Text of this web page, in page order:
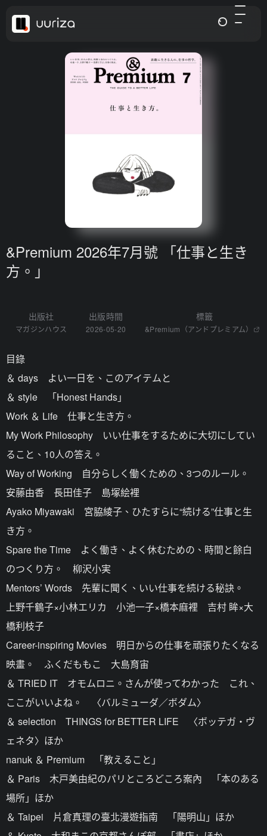
&Premium 2026年7月號 「仕事と生き
方。」
出版社
マガジンハウス
出版時間
2026-05-20
標籤
&Premium（アンドプレミアム）
目錄
＆ days よい一日を、このアイテムと
＆ style 「Honest Hands」
Work ＆ Life 仕事と生き方。
My Work Philosophy いい仕事をするために大切にしてい
ること、10人の答え。
Way of Working 自分らしく働くための、3つのルール。
安藤由香 長田佳子 島塚絵裡
Ayako Miyawaki 宮脇綾子、ひたすらに“続ける”仕事と生
き方。
Spare the Time よく働き、よく休むための、時間と餘白
のつくり方。 柳沢小実
Mentors’ Words 先輩に聞く、いい仕事を続ける秘訣。
上野千鶴子×小林エリカ 小池一子×橋本麻裡 吉村 眸×大
橋利枝子
Career-inspiring Movies 明日からの仕事を頑張りたくなる
映畫。 ふくだももこ 大島育宙
＆ TRIED IT オモムロニ。さんが使ってわかった これ、
ここがいいよね。 〈バルミューダ／ボダム〉
＆ selection THINGS for BETTER LIFE 〈ボッテガ・ヴ
ェネタ〉ほか
nanuk ＆ Premium 「教えること」
＆ Paris 木戸美由紀のパリところどころ案內 「本のある
場所」ほか
＆ Taipei 片倉真理の臺北漫遊指南 「陽明山」ほか